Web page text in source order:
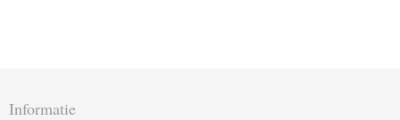
Informatie